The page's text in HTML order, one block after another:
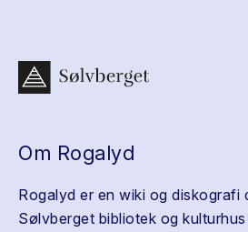
Om Rogalyd
Rogalyd er en wiki og diskografi
Sølvberget bibliotek og